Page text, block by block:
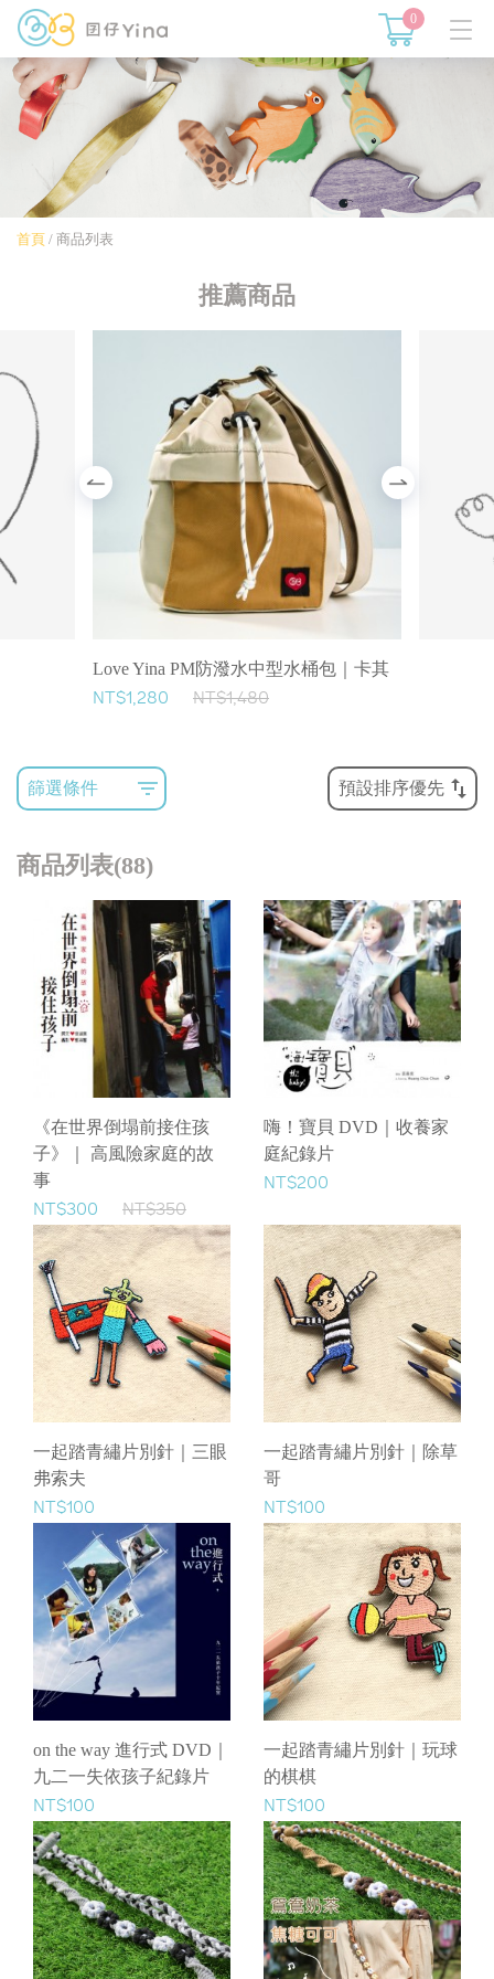
0
首頁 / 商品列表
推薦商品
Love Yina PM防潑水中型水桶包｜卡其
NT$1,280 NT$1,480
篩選條件 預設排序優先
商品列表(88)
《在世界倒塌前接住孩
子》｜ 高風險家庭的故
事
NT$300 NT$350
嗨！寶貝 DVD｜收養家
庭紀錄片
NT$200
一起踏青繡片別針｜三眼
弗索夫
NT$100
一起踏青繡片別針｜除草
哥
NT$100
on the way 進行式 DVD｜
九二一失依孩子紀錄片
NT$100
一起踏青繡片別針｜玩球
的棋棋
NT$100